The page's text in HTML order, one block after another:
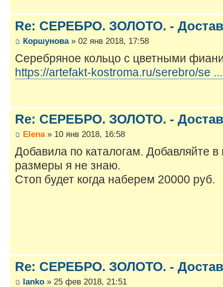
Re: СЕРЕБРО. ЗОЛОТО. -
Коршунова» 02 янв 2018, 17:58
Серебряное кольцо с цветными
https://artefakt-kostroma.ru/serebro/se
Re: СЕРЕБРО. ЗОЛОТО. -
Elena» 10 янв 2018, 16:58
Добавила по каталогам. Добавляйте
размеры я не знаю.
Стоп будет когда наберем 20000 руб.
Re: СЕРЕБРО. ЗОЛОТО. -
lanko » 25 фев 2018, 21:51